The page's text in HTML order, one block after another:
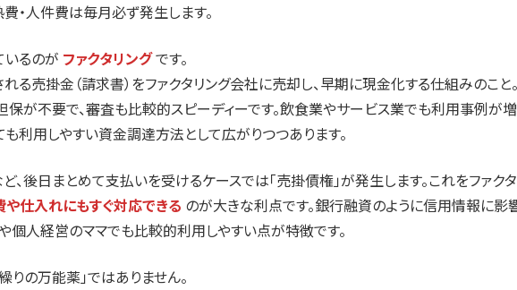
・人件費は毎月必ず発生します。
るのが ファクタリングです。
る売掛金（請求書）をファクタリング会社に売却し、早期に現金化する仕組みのこと
が不要で、審査も比較的スピーディーです。飲食業やサービス業でも利用事例が増
も利用しやすい資金調達方法として広がりつつあります。
、後日まとめて支払いを受けるケースでは「売掛債権」が発生します。これをファク
仕入れにもすぐ対応できる のが大きな利点です。銀行融資のように信用情報に影
個人経営のママでも比較的利用しやすい点が特徴です。
りの万能薬」ではありません。